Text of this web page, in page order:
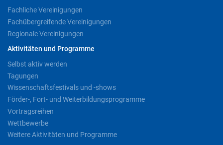
Fachliche Vereinigungen
Fachübergreifende Vereinigungen
Regionale Vereinigungen
Aktivitäten und Programme
Selbst aktiv werden
Tagungen
Wissenschaftsfestivals und -shows
Förder-, Fort- und Weiterbildungsprogramme
Vortragsreihen
Wettbewerbe
Weitere Aktivitäten und Programme